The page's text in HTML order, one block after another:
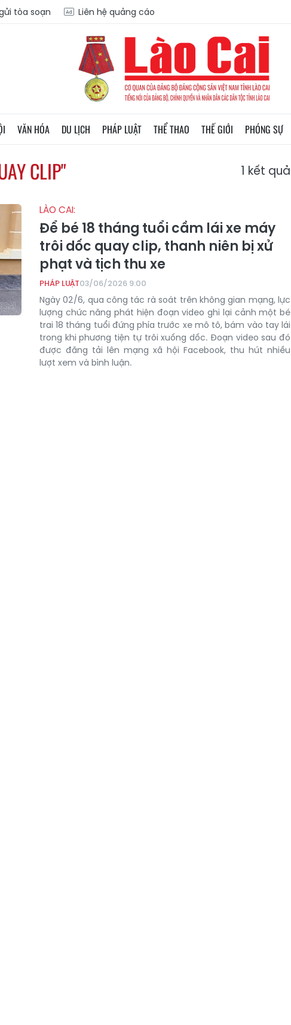
tòa soạn Liên hệ quảng cáo
VĂN HÓA DU LỊCH PHÁP LUẬT THỂ THAO THẾ GIỚI PHÓNG SỰ
CLIP" 1 kết quả
LÀO CAI:
Để bé 18 tháng tuổi cầm lái xe máy
trôi dốc quay clip, thanh niên bị xử
phạt và tịch thu xe
PHÁP LUẬT03/06/2026 9:00
Ngày 02/6, qua công tác rà soát trên không gian mạng, lực
lượng chức năng phát hiện đoạn video ghi lại cảnh một bé
trai 18 tháng tuổi đứng phía trước xe mô tô, bám vào tay lái
trong khi phương tiện tự trôi xuống dốc. Đoạn video sau đó
được đăng tải lên mạng xã hội Facebook, thu hút nhiều
lượt xem và bình luận.